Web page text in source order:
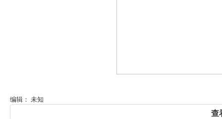
编辑： 未知
查